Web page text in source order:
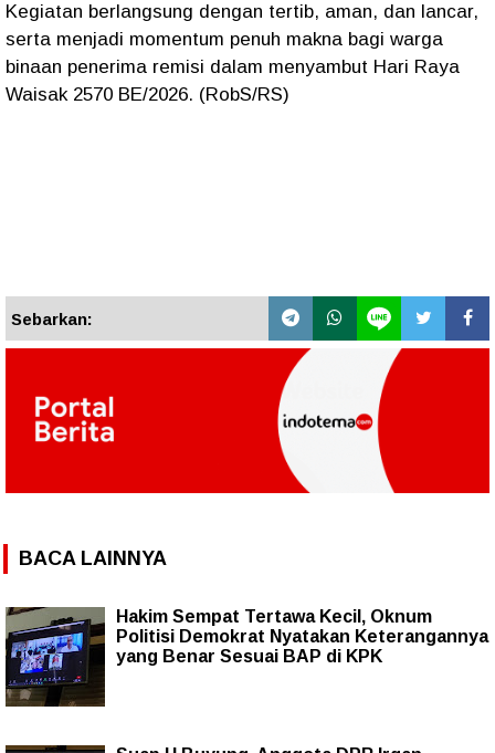
Kegiatan berlangsung dengan tertib, aman, dan lancar,
serta menjadi momentum penuh makna bagi warga
binaan penerima remisi dalam menyambut Hari Raya
Waisak 2570 BE/2026. (RobS/RS)
Sebarkan:
BACA LAINNYA
Hakim Sempat Tertawa Kecil, Oknum
Politisi Demokrat Nyatakan Keterangannya
yang Benar Sesuai BAP di KPK